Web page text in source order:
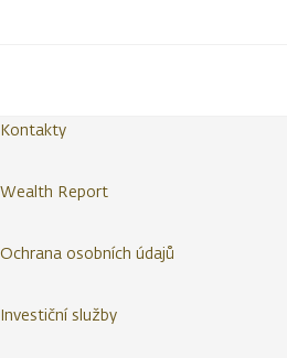
Kontakty
Wealth Report
Ochrana osobních údajů
Investiční služby